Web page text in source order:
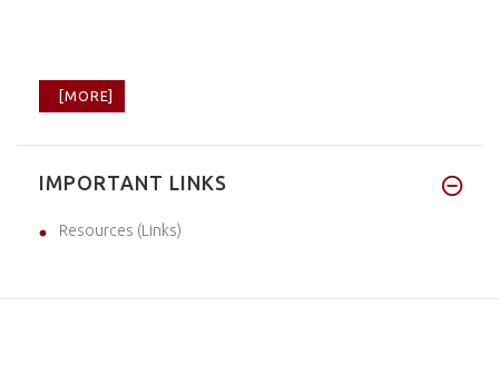
[MORE]
IMPORTANT LINKS
Resources (Links)